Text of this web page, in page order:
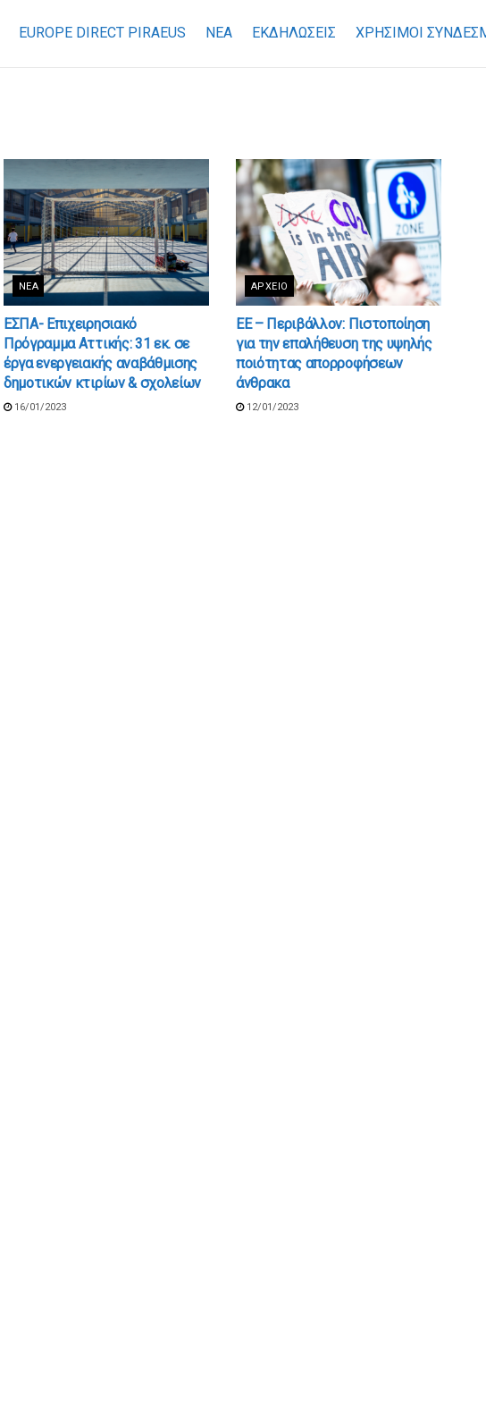
EUROPE DIRECT PIRAEUS ΝΕΑ ΕΚΔΗΛΩΣΕΙΣ ΧΡΉΣΙΜΟΙ
ΝΈΑ
ΕΣΠΑ- Επιχειρησιακό
Πρόγραμμα Αττικής: 31 εκ. σε
έργα ενεργειακής αναβάθμισης
δημοτικών κτιρίων & σχολείων
16/01/2023
ΑΡΧΕΊΟ
ΕΕ – Περιβάλλον: Πιστοποίηση
για την επαλήθευση της υψηλής
ποιότητας απορροφήσεων
άνθρακα
12/01/2023